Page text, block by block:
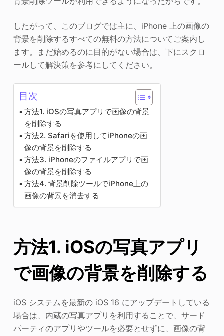
したがって、このブログでは主に、iPhone 上の画像の
背景を削除するすべての無料の方法についてご案内し
ます。まだ始めるのに目的がない場合は、下にスクロ
ールして解決策を参考にしてください。
目次
方法1. iOSの写真アプリで画像の背景
を削除する
方法2. Safariを使用してiPhoneの画
像の背景を削除する
方法3. iPhoneのファイルアプリで画
像の背景を削除する
方法4. 背景削除ツールでiPhone上の
画像の背景を消去する
方法1. iOSの写真アプリ
で画像の背景を削除する
iOS システムを最新の iOS 16 にアップデートしている
場合は、内蔵の写真アプリを利用することで、サード
パーティのアプリやツールを必要とせずに、画像の背